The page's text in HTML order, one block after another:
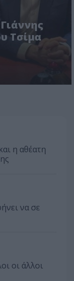
Τσίμα
η αθέατη
να σε
οι άλλοι